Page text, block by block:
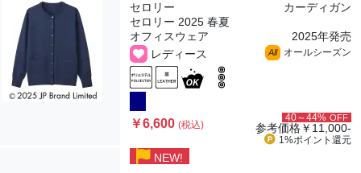
セロリー
カーディガン
セロリー 2025 春夏
オフィスウェア
2025年発売
レディース
All オールシーズン
￥6,600(税込)
40～44% OFF
参考価格￥11,000-
1%ポイント 還元
NEW!